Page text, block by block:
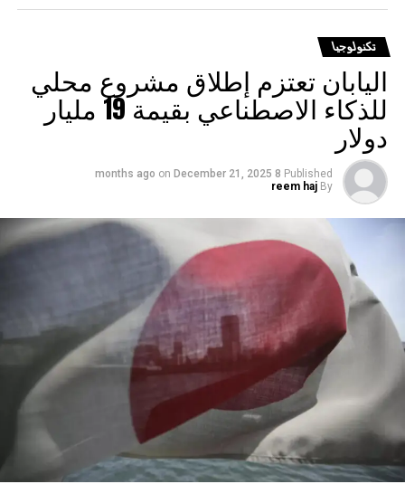
أمام هذا الواقع، تجد الشركات المعتمدة على الرقائق نفسها أمام
قرارات مصيرية. فقد لمح “إيلون ماسك” إلى احتمال لجوء “تسلا”
إلى بناء مصنعها الخاص لإنتاج الذاكرة، بينما تدرس “سوني” تأجيل
إطلاق الجيل الجديد من “بلاي ستيشن” إلى عام 2029.
وفي هذا السياق، يحذر المحلل مارك لي من شركة “بيرنشتاين”
من أن أسعار رقائق الذاكرة تتجه نحو ارتفاعات حادة وغير
مسبوقة.
ورغم كل ذلك، لا يبدو أن الطلب سيتراجع قريبا، خاصة مع تصاعد
وتيرة الإنفاق. إذ أعلنت “أمازون” إلى جانب “غوغل”عن خطط
استثمارية ضخمة في مشاريع بنية تحتية قد تصل قيمتها إلى
مئات المليارات من الدولارات هذا العام، ما يشير إلى أن
المنافسة على الرقائق أو حروب الرقائق ما زالت في بدايتها
فقط.
تكنولوجيا
اليابان تعتزم إطلاق مشروع محلي
للذكاء الاصطناعي بقيمة 19 مليار
دولار
Published
8 months ago
on December 21, 2025
By
reem haj